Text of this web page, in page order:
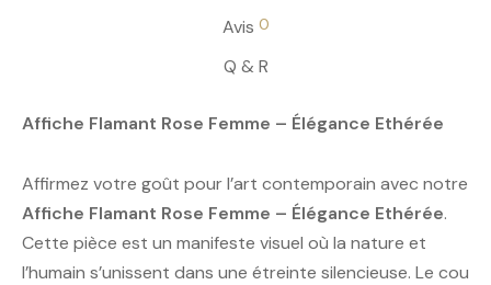
Avis 0
Q & R
Affiche Flamant Rose Femme – Élégance Ethérée
Affirmez votre goût pour l’art contemporain avec notre
Affiche Flamant Rose Femme – Élégance Ethérée.
Cette pièce est un manifeste visuel où la nature et
l’humain s’unissent dans une étreinte silencieuse. Le cou